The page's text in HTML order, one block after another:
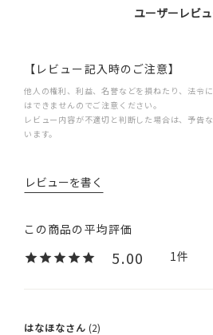
ユーザーレビ
【レビュー記入時のご注意】
他人の権利、利益、名誉などを損ねたり、法令
はできませんのでご注意ください。
レビュー内容が不適切と判断した場合は、予告
います。
5.00 1
はなほな 2
レビューを書く